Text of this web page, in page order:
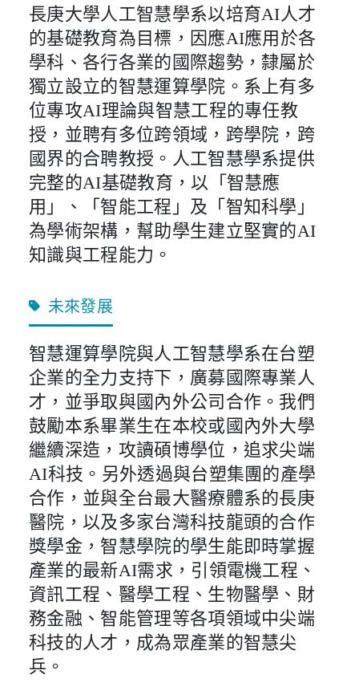
長庚大學人工智慧學系以培育AI人才
的基礎教育為目標，因應AI應用於各
學科、各行各業的國際趨勢，隸屬於
獨立設立的智慧運算學院。系上有多
位專攻AI理論與智慧工程的專任教
授，並聘有多位跨領域，跨學院，跨
國界的合聘教授。人工智慧學系提供
完整的AI基礎教育，以「智慧應
用」、「智能工程」及「智知科學」
為學術架構，幫助學生建立堅實的AI
知識與工程能力。
未來發展
智慧運算學院與人工智慧學系在台塑
企業的全力支持下，廣募國際專業人
才，並爭取與國內外公司合作。我們
鼓勵本系畢業生在本校或國內外大學
繼續深造，攻讀碩博學位，追求尖端
AI科技。另外透過與台塑集團的產學
合作，並與全台最大醫療體系的長庚
醫院，以及多家台灣科技龍頭的合作
獎學金，智慧學院的學生能即時掌握
產業的最新AI需求，引領電機工程、
資訊工程、醫學工程、生物醫學、財
務金融、智能管理等各項領域中尖端
科技的人才，成為眾產業的智慧尖
兵。